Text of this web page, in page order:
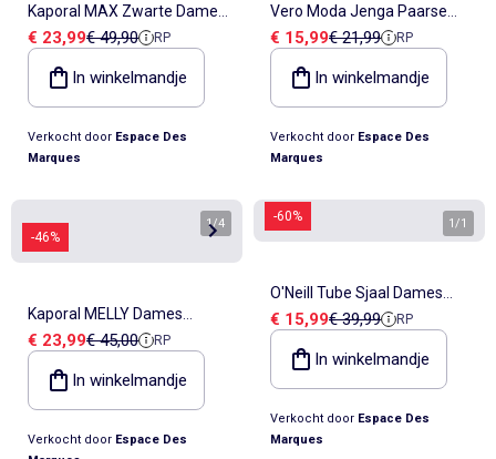
Kaporal MAX Zwarte Dames
Sjaal
Verkoopprijs
€ 23,99Referentieprijs
€ 49,90 RP
In winkelmandje
Verkocht door Espace Des
Marques
Vero Moda Jenga Paarse
Dames Sjaal
Verkoopprijs
€ 15,99Referentieprijs
€ 21,99 RP
In winkelmandje
Verkocht door Espace Des
Marques
-46%
1/4
Kaporal MELLY Dames
Mutsen en Sjaals Set Zwart
Verkoopprijs
€ 23,99Referentieprijs
€ 45,00 RP
In winkelmandje
Verkocht door Espace Des
-60% 1 /1
O'Neill Tube Sjaal Dames
Zwart/Wit
Verkoopprijs
€ 15,99Referentieprijs
€ 39,99 RP
In winkelmandje
Verkocht door Espace Des
Marques